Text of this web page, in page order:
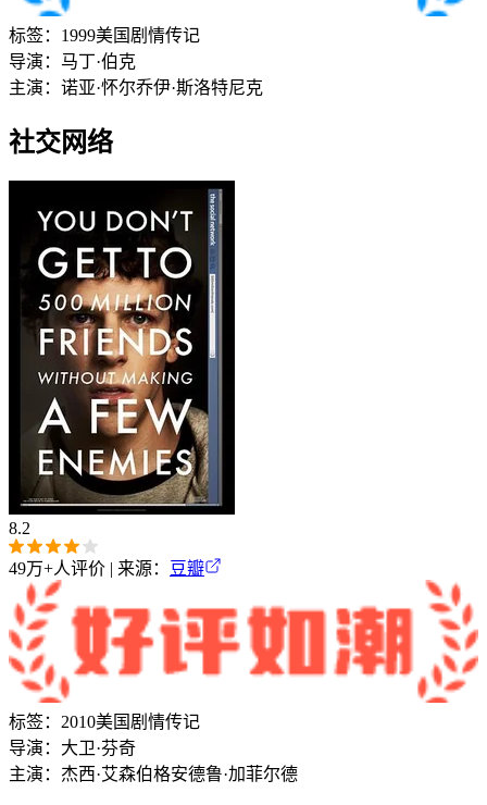
标签： 1999美国 剧情传记
导演： 马丁·伯克
主演： 诺亚·怀尔乔伊·斯洛特尼克
社交网络
8.2
49万+人评价 | 来源： 豆瓣
标签： 2010美国 剧情传记
导演： 大卫·芬奇
主演： 杰西·艾森伯格安德鲁·加菲尔德